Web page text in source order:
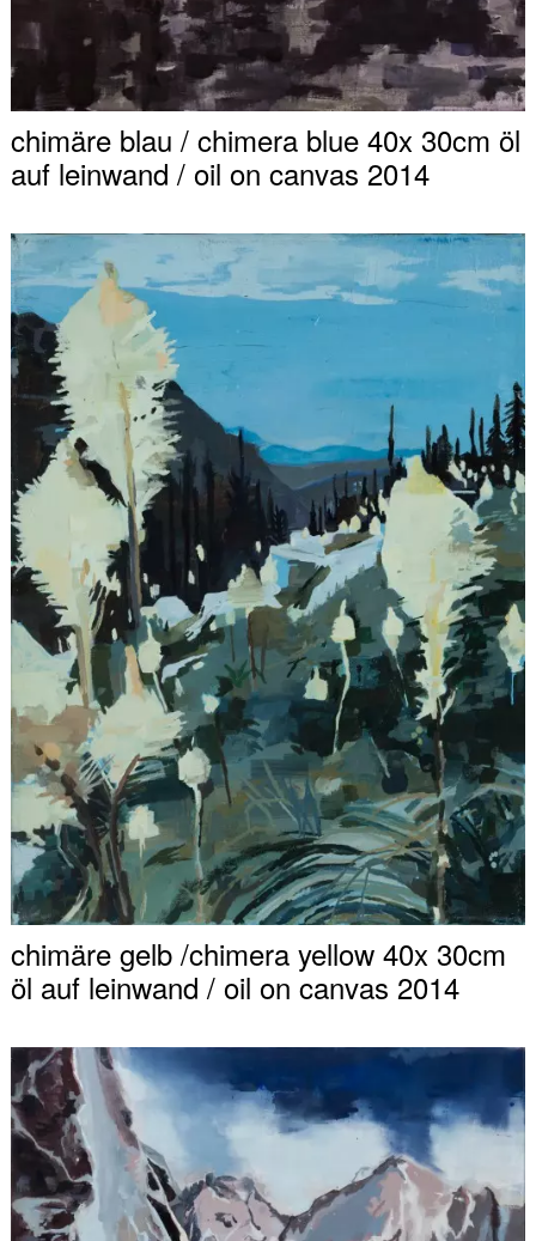
chimäre blau / chimera blue 40x 30cm öl
auf leinwand / oil on canvas 2014
chimäre gelb /chimera yellow 40x 30cm
öl auf leinwand / oil on canvas 2014